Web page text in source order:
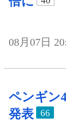
08月07日
ペンギン
発表
66